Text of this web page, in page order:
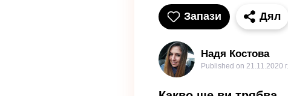
Запази Дял
Надя Костова
Published on 21.11.2020 г.